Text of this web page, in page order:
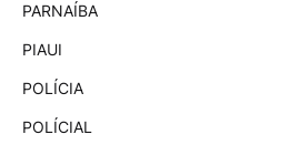
PARNAÍBA
PIAUI
POLÍCIA
POLÍCIAL